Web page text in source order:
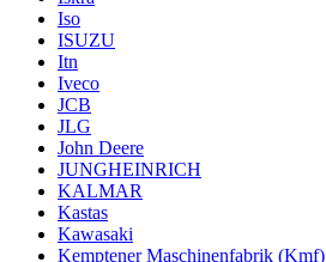
Iso
ISUZU
Itn
Iveco
JCB
JLG
John Deere
JUNGHEINRICH
KALMAR
Kastas
Kawasaki
Kemptener Maschinenfabrik (Kmf)